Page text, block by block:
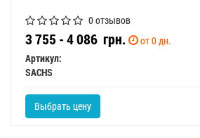
0 отзывов
3 755 - 4 086 грн.
от 0 дн.
Артикул:
SACHS
Выбрать цену